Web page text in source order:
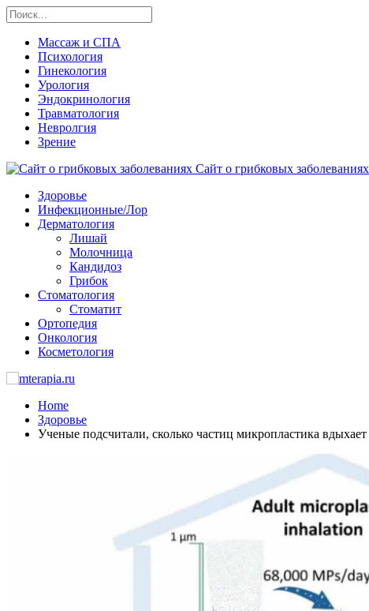
Массаж и СПА
Психология
Гинекология
Урология
Эндокринология
Травматология
Невролгия
Зрение
Сайт о грибковых
Здоровье
Инфекционные/Лор
Дерматология
Лишай
Молочница
Кандидоз
Грибок
Стоматология
Стоматит
Ортопедия
Онкология
Косметология
Home
Здоровье
Ученые подсчитали, сколько частиц микропластика